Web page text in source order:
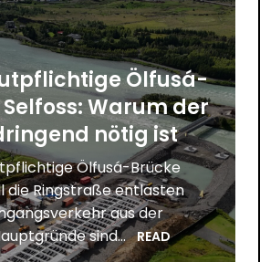
Ölfusá-
Warum der
nötig ist
Ölfusá-Brücke
die Ringstraße entlasten
aus der
sind... READ